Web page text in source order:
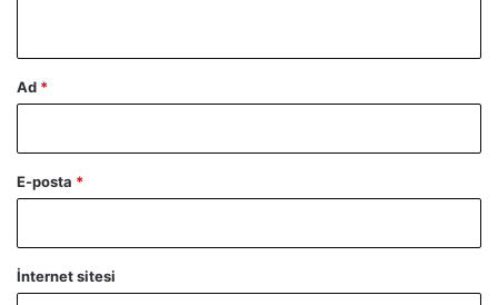
Ad *
E-posta *
İnternet sitesi